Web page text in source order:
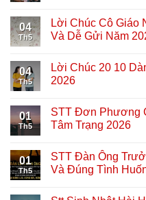
04
Th5
Lời Chúc Cô Giáo
Và Dễ Gửi Năm
04
Th5
Lời Chúc 20 10
2026
01
Th5
STT Đơn Phương
Tâm Trạng 2026
01
Th5
STT Đàn Ông
Và Đúng Tình